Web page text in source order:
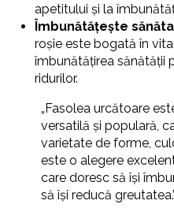
apetitului și la
Îmbunătățește
roșie este bogată în
îmbunătățirea sănătății
ridurilor.
„Fasolea urcătoare
versatilă și populară,
varietate de forme,
este o alegere
care doresc să își
să își reducă